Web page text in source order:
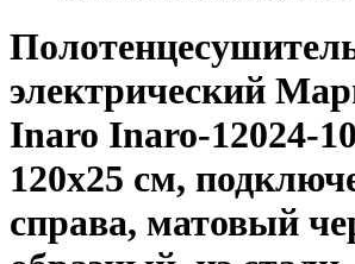
электрический
Inaro Inaro-12024-
120x25 см,
справа, матовый